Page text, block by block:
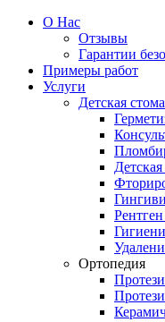
О Нас
Отзывы
Гарантии
Примеры работ
Услуги
Детская
Ортопедия